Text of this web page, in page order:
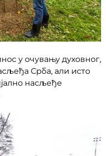
у очувању духовног,
Срба, али исто
насљеђе